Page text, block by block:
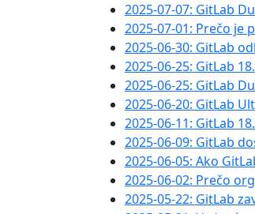
2025-07-07: GitLab
2025-07-01: Prečo je
2025-06-30: GitLab
2025-06-25: GitLab
2025-06-25: GitLab
2025-06-20: GitLab
2025-06-11: GitLab
2025-06-09: GitLab
2025-06-05: Ako
2025-06-02: Prečo
2025-05-22: GitLab